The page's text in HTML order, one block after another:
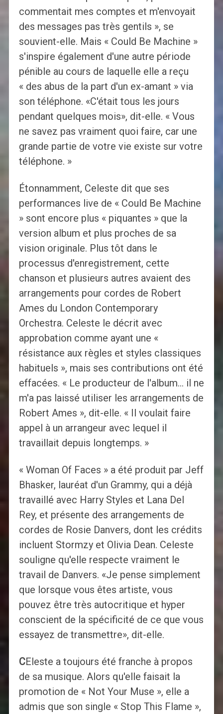
commentait mes comptes et m'envoyait
des messages pas très gentils », se
souvient-elle. Mais « Could Be Machine »
s'inspire également d'une autre période
pénible au cours de laquelle elle a reçu
« des abus de la part d'un ex-amant » via
son téléphone. «C'était tous les jours
pendant quelques mois», dit-elle. « Vous
ne savez pas vraiment quoi faire, car une
grande partie de votre vie existe sur votre
téléphone. »
Étonnamment, Celeste dit que ses
performances live de « Could Be Machine
» sont encore plus « piquantes » que la
version album et plus proches de sa
vision originale. Plus tôt dans le
processus d'enregistrement, cette
chanson et plusieurs autres avaient des
arrangements pour cordes de Robert
Ames du London Contemporary
Orchestra. Celeste le décrit avec
approbation comme ayant une «
résistance aux règles et styles classiques
habituels », mais ses contributions ont été
effacées. « Le producteur de l'album… il ne
m'a pas laissé utiliser les arrangements de
Robert Ames », dit-elle. « Il voulait faire
appel à un arrangeur avec lequel il
travaillait depuis longtemps. »
« Woman Of Faces » a été produit par Jeff
Bhasker, lauréat d'un Grammy, qui a déjà
travaillé avec Harry Styles et Lana Del
Rey, et présente des arrangements de
cordes de Rosie Danvers, dont les crédits
incluent Stormzy et Olivia Dean. Celeste
souligne qu'elle respecte vraiment le
travail de Danvers. «Je pense simplement
que lorsque vous êtes artiste, vous
pouvez être très autocritique et hyper
conscient de la spécificité de ce que vous
essayez de transmettre», dit-elle.
CEleste a toujours été franche à propos
de sa musique. Alors qu'elle faisait la
promotion de « Not Your Muse », elle a
admis que son single « Stop This Flame »,